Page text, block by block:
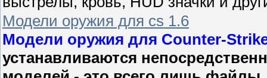
Модели оружия для cs 1.6
Модели оружия для Counter-
устанавливаются